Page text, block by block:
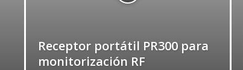
Receptor portátil PR300 para
monitorización RF